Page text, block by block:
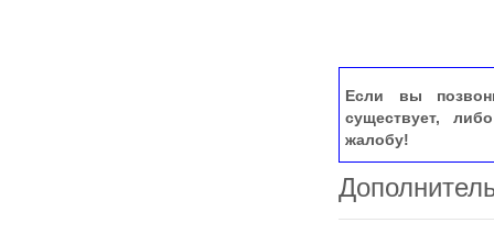
Если вы
существует,
жалобу!